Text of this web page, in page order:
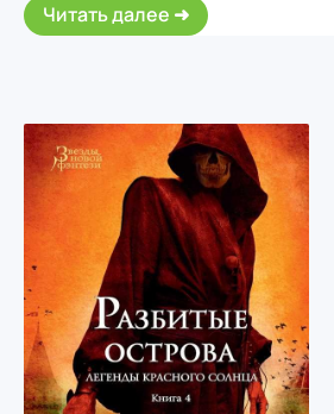
Читать далее